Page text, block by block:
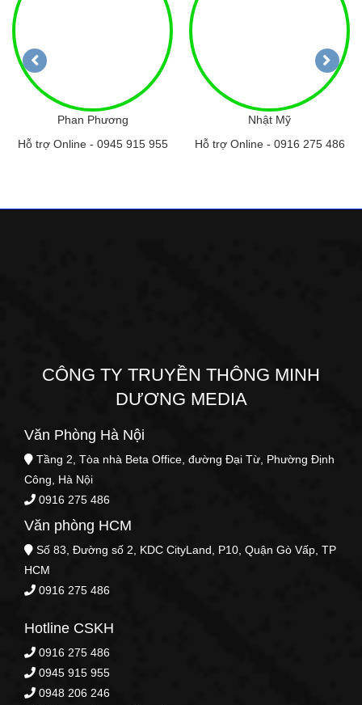
Phan Phương
Hỗ trợ Online - 0945 915 955
Nhật Mỹ
Hỗ trợ Online - 0916 275 486
CÔNG TY TRUYỀN THÔNG MINH
DƯƠNG MEDIA
Văn Phòng Hà Nội
Tầng 2, Tòa nhà Beta Office, đường Đại Từ, Phường Định
Công, Hà Nội
0916 275 486
Văn phòng HCM
Số 83, Đường số 2, KDC CityLand, P10, Quận Gò Vấp, TP
HCM
0916 275 486
Hotline CSKH
0916 275 486
0945 915 955
0948 206 246